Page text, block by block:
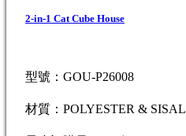
2-in-1 Cat Cube House
型號：GOU-P26008
材質：POLYESTER & SISAL